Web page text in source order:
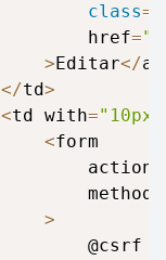
class=
							href
=
>Editar</a
</td>
<td with="10px"
<form
							action
							method
>